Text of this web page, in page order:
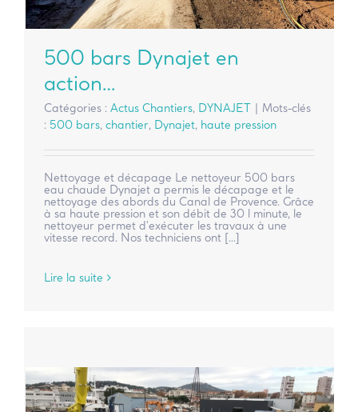
500 bars Dynajet en
action…
Catégories : Actus Chantiers, DYNAJET
Mots-clés
: 500 bars, chantier, Dynajet, haute pression
Nettoyage et décapage Le nettoyeur 500 bars
eau chaude Dynajet a permis le décapage et le
nettoyage des abords du Canal de Provence. Grâce
à sa haute pression et son débit de 30 l minute, le
nettoyeur permet d'exécuter les travaux à une
vitesse record. Nos techniciens ont [...]
Lire la suite